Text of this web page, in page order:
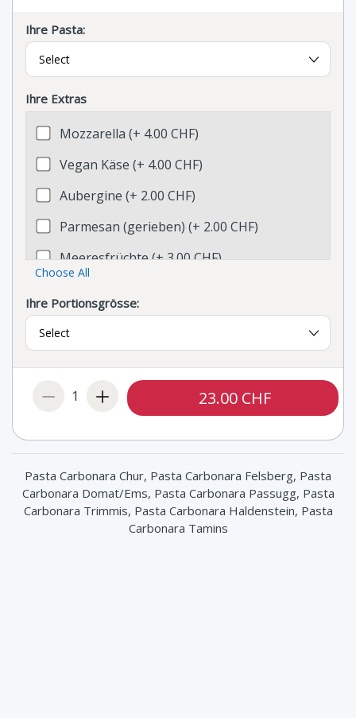
Ihre Pasta:
Ihre Extras
Mozzarella (+ 4.00 CHF)
Vegan Käse (+ 4.00 CHF)
Aubergine (+ 2.00 CHF)
Parmesan (gerieben) (+ 2.00 CHF)
Meeresfrüchte (+ 3.00 CHF)
Broccoli (+ 2.00 CHF)
Curry Poulet (+ 3.00 CHF)
Thon (+ 3.00 CHF)
Sugo (+ 1.00 CHF)
Ei (+ 2.00 CHF)
Spinat (+ 2.00 CHF)
Mascarpone (+ 3.00 CHF)
Mais (+ 2.00 CHF)
Choose All
Ihre Portionsgrösse:
1 23.00 CHF
Pasta Carbonara Chur, Pasta Carbonara Felsberg, Pasta
Carbonara Domat/Ems, Pasta Carbonara Passugg, Pasta
Carbonara Trimmis, Pasta Carbonara Haldenstein, Pasta
Carbonara Tamins